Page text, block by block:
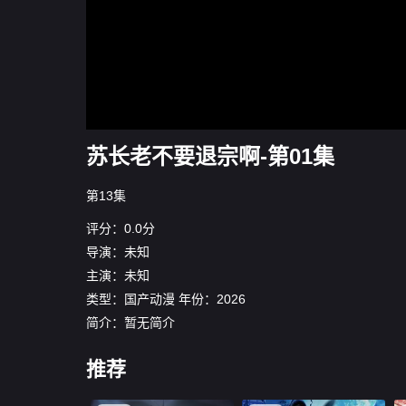
苏长老不要退宗啊-第01集
第13集
评分：0.0分
导演： 未知
主演：未知
类型：
国产动漫 年份： 2026
简介：暂无简介
推荐